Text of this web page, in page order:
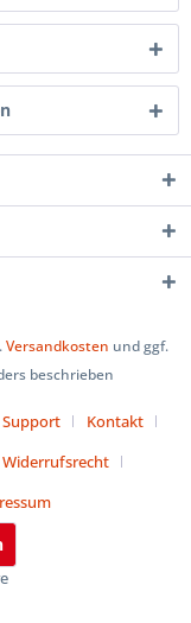
Versandkosten und ggf.
beschrieben
Kontakt
Widerrufsrecht